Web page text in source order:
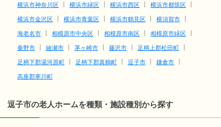
横浜市神奈川区
横浜市緑区 横浜市西区
横浜市都筑区
横浜市金沢区
横浜市青葉区 横浜市鶴見区
横須賀市
海老名市
相模原市中央区 相模原市南区
相模原市緑区
秦野市
綾瀬市 茅ヶ崎市 藤沢市
足柄上郡松田町
足柄下郡湯河原町
足柄下郡真鶴町 逗子市
鎌倉市
高座郡寒川町
逗子市の老人ホームを種類・施設種別から探す